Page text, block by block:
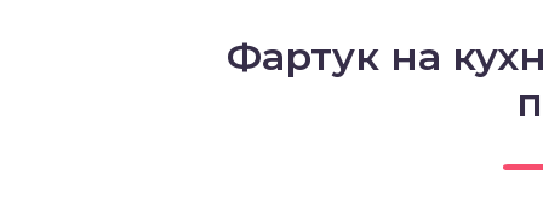
Фартук на